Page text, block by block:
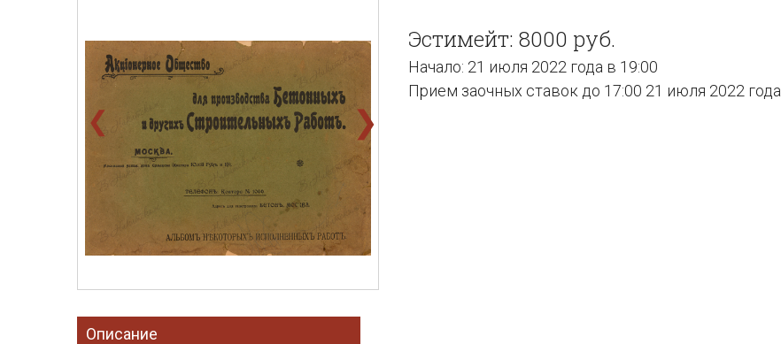
❮ ❯
Эстимейт: 8000 руб.
Начало: 21 июля 2022 года в 19:00
Прием заочных ставок до 17:00 21 июля 2022 года
Описание